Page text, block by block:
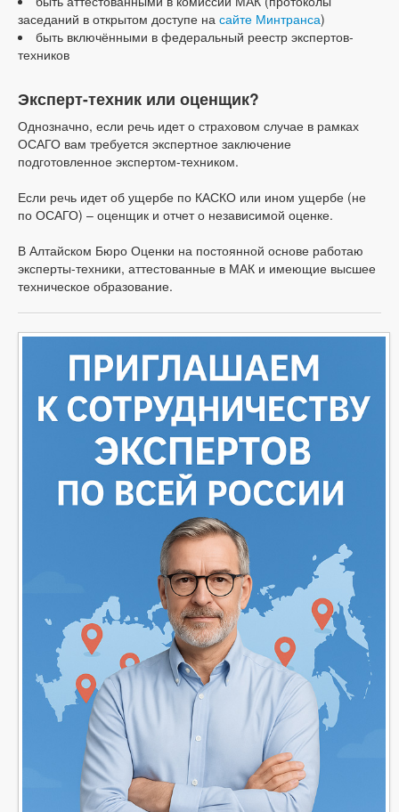
заседаний в открытом доступе на сайте Минтранса)
быть включёнными в федеральный реестр экспертов-
техников
Эксперт-техник или оценщик?
Однозначно, если речь идет о страховом случае в рамках
ОСАГО вам требуется экспертное заключение
подготовленное экспертом-техником.
Если речь идет об ущербе по КАСКО или ином ущербе (не
по ОСАГО) – оценщик и отчет о независимой оценке.
В Алтайском Бюро Оценки на постоянной основе работаю
эксперты-техники, аттестованные в МАК и имеющие высшее
техническое образование.